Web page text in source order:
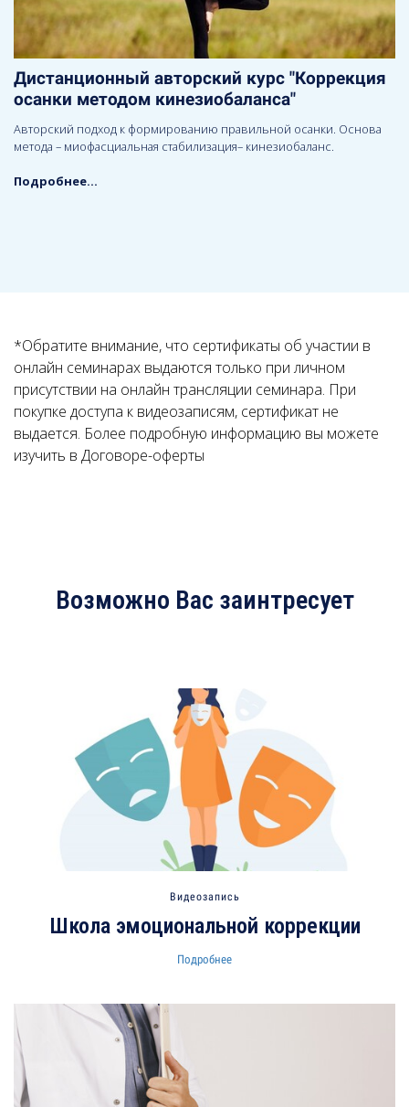
Дистанционный авторский курс "Коррекция
осанки методом кинезиобаланса"
Авторский подход к формированию правильной осанки. Основа
метода – миофасциальная стабилизация– кинезиобаланс.
Подробнее...
*Обратите внимание, что сертификаты об участии в
онлайн семинарах выдаются только при личном
присутствии на онлайн трансляции семинара. При
покупке доступа к видеозаписям, сертификат не
выдается. Более подробную информацию вы можете
изучить в Договоре-оферты
Возможно Вас заинтресует
Видеозапись
Школа эмоциональной коррекции
Подробнее